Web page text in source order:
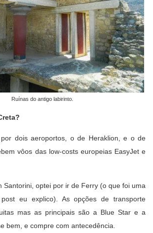
Ruínas do antigo labirinto.
dois aeroportos, o de Heraklion, e o de
vôos das low-costs europeias EasyJet e
Santorini, optei por ir de Ferry (o que foi uma
eu explico). As opções de transporte
mas as principais são a Blue Star e a
bem, e compre com antecedência.